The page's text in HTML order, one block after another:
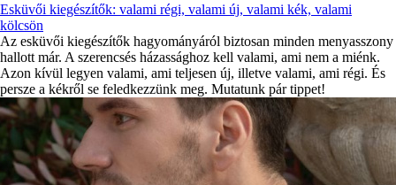
Esküvői kiegészítők: valami régi, valami új, valami kék, valami
kölcsön
Az esküvői kiegészítők hagyományáról biztosan minden menyasszony
hallott már. A szerencsés házassághoz kell valami, ami nem a miénk.
Azon kívül legyen valami, ami teljesen új, illetve valami, ami régi. És
persze a kékről se feledkezzünk meg. Mutatunk pár tippet!